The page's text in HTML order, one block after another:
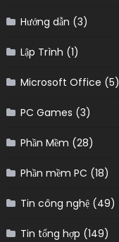
Hướng dẫn (3)
Lập Trình (1)
Microsoft Office (5)
PC Games (3)
Phần Mềm (28)
Phần mềm PC (18)
Tin công nghệ(49)
Tin tổng hợp (149)